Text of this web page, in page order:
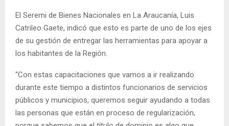
El Seremi de Bienes Nacionales en La Araucanía, Luis
Catrileo Gaete, indicó que esto es parte de uno de los ejes
de su gestión de entregar las herramientas para apoyar a
los habitantes de la Región.
“Con estas capacitaciones que vamos a ir realizando
durante este tiempo a distintos funcionarios de servicios
públicos y municipios, queremos seguir ayudando a todas
las personas que están en proceso de regularización,